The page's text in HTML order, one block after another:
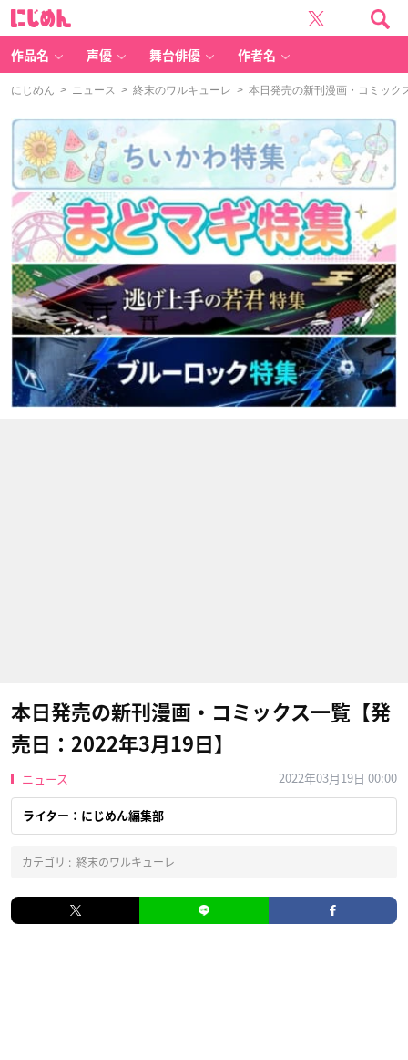
作品名 声優 舞台俳優 作者名
にじめん > ニュース > 終末のワルキューレ > 本日発売の新刊漫画・コミック
本日発売の新刊漫画・コミックス一覧【発
売日：2022年3月19日】
ニュース 2022年03月19日 00:00
ライター：にじめん編集部
カテゴリ : 終末のワルキューレ